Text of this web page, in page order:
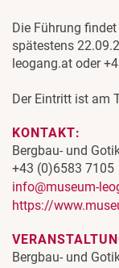
Die Führung
spätestens
leogang.at oder
Der Eintritt ist am
KONTAKT:
Bergbau- und
+43 (0)6583 7105
info@museum-
https://
Bergbau- und